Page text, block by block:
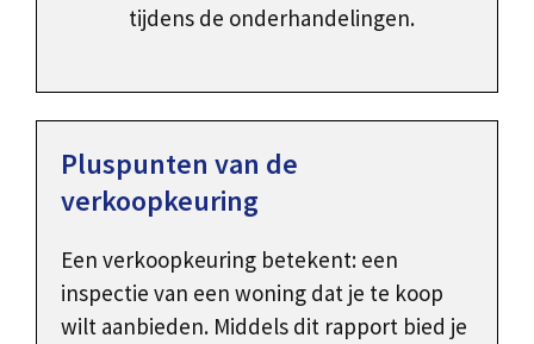
tijdens de onderhandelingen.
Pluspunten van de
verkoopkeuring
Een verkoopkeuring betekent: een
inspectie van een woning dat je te koop
wilt aanbieden. Middels dit rapport bied je